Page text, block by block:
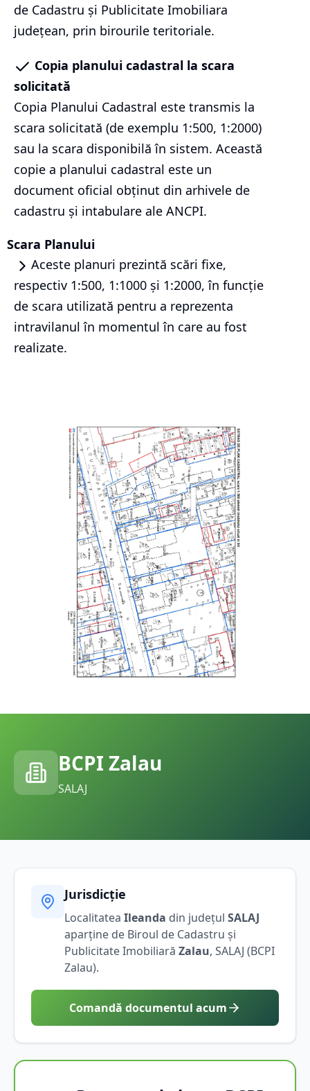
de Cadastru și Publicitate Imobiliara
județean, prin birourile teritoriale.
Copia planului cadastral la scara
solicitată
Copia Planului Cadastral este transmis la
scara solicitată (de exemplu 1:500, 1:2000)
sau la scara disponibilă în sistem. Această
copie a planului cadastral este un
document oficial obținut din arhivele de
cadastru și intabulare ale ANCPI.
Scara Planului
Aceste planuri prezintă scări fixe,
respectiv 1:500, 1:1000 și 1:2000, în funcție
de scara utilizată pentru a reprezenta
intravilanul în momentul în care au fost
realizate.
BCPI Zalau
SALAJ
Jurisdicție
Localitatea Ileanda din județul SALAJ
aparține de Biroul de Cadastru și
Publicitate Imobiliară Zalau, SALAJ (BCPI
Zalau).
Comandă documentul acum